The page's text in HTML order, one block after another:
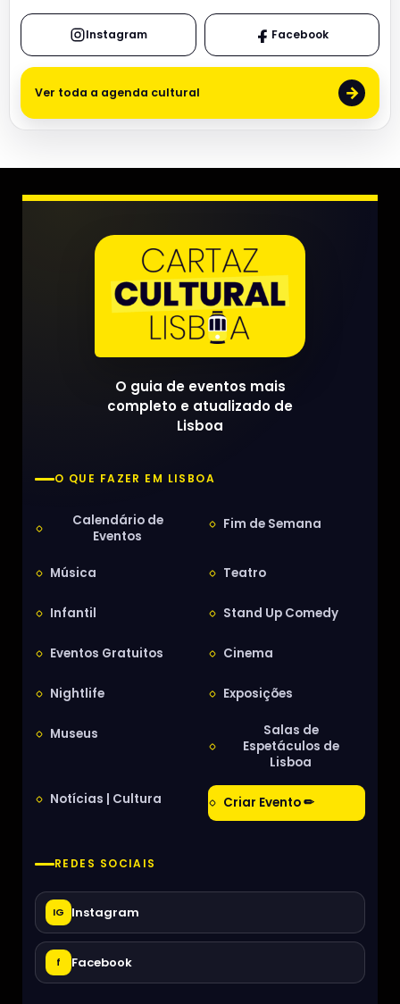
Instagram Facebook
Ver toda a agenda cultural →
O guia de eventos mais
completo e atualizado de
Lisboa
O QUE FAZER EM LISBOA
Calendário de
Eventos
Fim de Semana
Música Teatro
Infantil Stand Up Comedy
Eventos Gratuitos Cinema
Nightlife Exposições
Museus
Salas de
Espetáculos de
Lisboa
Notícias | Cultura Criar Evento ✏
REDES SOCIAIS
IG Instagram
f Facebook